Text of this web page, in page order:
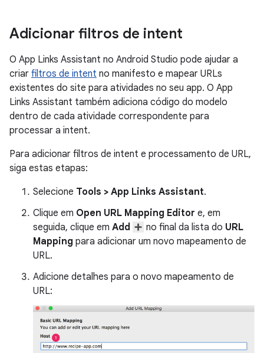
Adicionar filtros de intent
O App Links Assistant no Android Studio pode ajudar a
criar filtros de intent no manifesto e mapear URLs
existentes do site para atividades no seu app. O App
Links Assistant também adiciona código do modelo
dentro de cada atividade correspondente para
processar a intent.
Para adicionar filtros de intent e processamento de URL,
siga estas etapas:
Selecione Tools > App Links Assistant.
Clique em Open URL Mapping Editor e, em
seguida, clique em Add no final da lista do URL
Mapping para adicionar um novo mapeamento de
URL.
Adicione detalhes para o novo mapeamento de
URL: